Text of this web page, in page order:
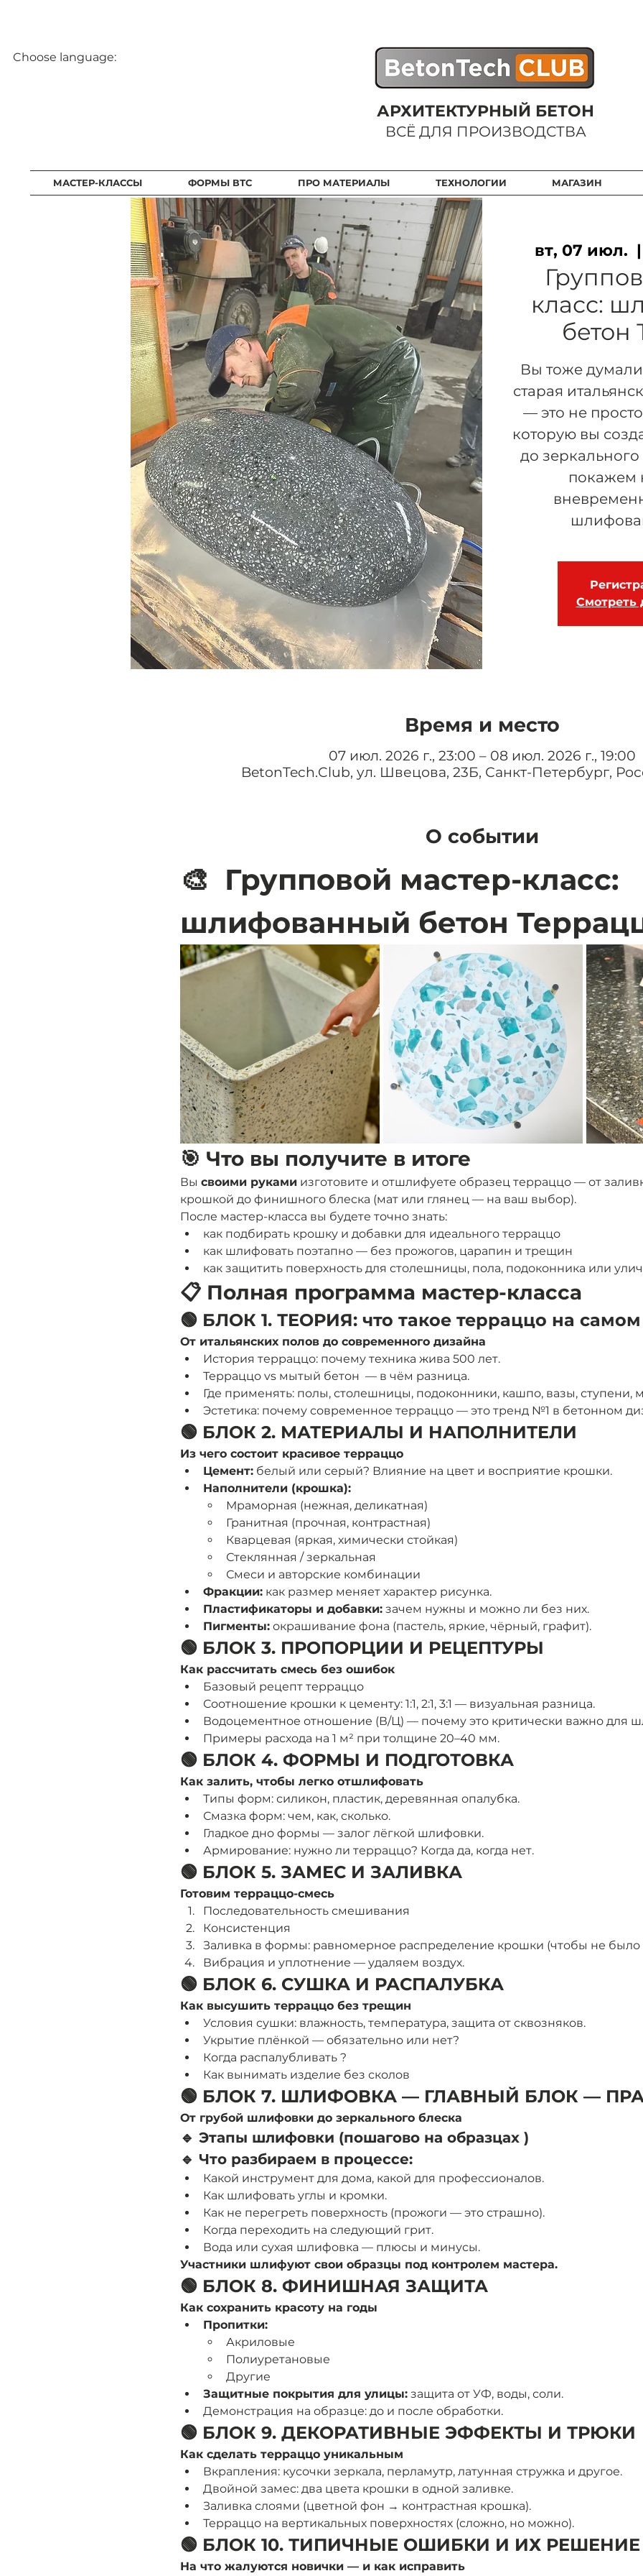
Choose language:
АРХИТЕКТУРНЫЙ БЕТОН
ВСЁ ДЛЯ ПРОИЗВОДСТВА
МАСТЕР-КЛАССЫ ФОРМЫ ВТС ПРО МАТЕРИАЛЫ ТЕХНОЛОГИИ МАГАЗИН
вт, 07 июл.
  |
класс:
бетон
Вы тоже
старая
— это не
которую вы
до
покажем
Смотреть
Время и место
07 июл. 2026 г., 23:00 – 08 июл. 2026 г., 19:00
BetonTech.Club, ул. Швецова, 23Б, Санкт-Петербург,
О событии
🎨  Групповой мастер-класс:
шлифованный бетон
🎯 Что вы получите в итоге
Вы своими руками изготовите и отшлифуете образец терраццо — от
крошкой до финишного блеска (мат или глянец — на ваш выбор).
После мастер-класса вы будете точно знать:
как подбирать крошку и добавки для идеального терраццо
как шлифовать поэтапно — без прожогов, царапин и трещин
как защитить поверхность для столешницы, пола, подоконника или
📋 Полная программа мастер-класса
🟢 БЛОК 1. ТЕОРИЯ: что такое терраццо на
От итальянских полов до современного дизайна
История терраццо: почему техника жива 500 лет.
Терраццо vs мытый бетон  — в чём разница.
Где применять: полы, столешницы, подоконники, кашпо, вазы, ступени,
Эстетика: почему современное терраццо — это тренд №1 в бетонном
🟢 БЛОК 2. МАТЕРИАЛЫ И НАПОЛНИТЕЛИ
Из чего состоит красивое терраццо
Цемент: белый или серый? Влияние на цвет и восприятие крошки.
Наполнители (крошка):
Мраморная (нежная, деликатная)
Гранитная (прочная, контрастная)
Кварцевая (яркая, химически стойкая)
Стеклянная / зеркальная
Смеси и авторские комбинации
Фракции: как размер меняет характер рисунка.
Пластификаторы и добавки: зачем нужны и можно ли без них.
Пигменты: окрашивание фона (пастель, яркие, чёрный, графит).
🟢 БЛОК 3. ПРОПОРЦИИ И РЕЦЕПТУРЫ
Как рассчитать смесь без ошибок
Базовый рецепт терраццо
Соотношение крошки к цементу: 1:1, 2:1, 3:1 — визуальная разница.
Водоцементное отношение (В/Ц) — почему это критически важно для
Примеры расхода на 1 м² при толщине 20–40 мм.
🟢 БЛОК 4. ФОРМЫ И ПОДГОТОВКА
Как залить, чтобы легко отшлифовать
Типы форм: силикон, пластик, деревянная опалубка.
Смазка форм: чем, как, сколько.
Гладкое дно формы — залог лёгкой шлифовки.
Армирование: нужно ли терраццо? Когда да, когда нет.
🟢 БЛОК 5. ЗАМЕС И ЗАЛИВКА
Готовим терраццо-смесь
Последовательность смешивания
Консистенция
Заливка в формы: равномерное распределение крошки (чтобы не было
Вибрация и уплотнение — удаляем воздух.
🟢 БЛОК 6. СУШКА И РАСПАЛУБКА
Как высушить терраццо без трещин
Условия сушки: влажность, температура, защита от сквозняков.
Укрытие плёнкой — обязательно или нет?
Когда распалубливать ?
Как вынимать изделие без сколов
🟢 БЛОК 7. ШЛИФОВКА — ГЛАВНЫЙ БЛОК —
От грубой шлифовки до зеркального блеска
🔹 Этапы шлифовки (пошагово на образцах )
🔹 Что разбираем в процессе:
Какой инструмент для дома, какой для профессионалов.
Как шлифовать углы и кромки.
Как не перегреть поверхность (прожоги — это страшно).
Когда переходить на следующий грит.
Вода или сухая шлифовка — плюсы и минусы.
Участники шлифуют свои образцы под контролем мастера.
🟢 БЛОК 8. ФИНИШНАЯ ЗАЩИТА
Как сохранить красоту на годы
Пропитки:
Акриловые
Полиуретановые
Другие
Защитные покрытия для улицы: защита от УФ, воды, соли.
Демонстрация на образце: до и после обработки.
🟢 БЛОК 9. ДЕКОРАТИВНЫЕ ЭФФЕКТЫ И ТРЮКИ
Как сделать терраццо уникальным
Вкрапления: кусочки зеркала, перламутр, латунная стружка и другое.
Двойной замес: два цвета крошки в одной заливке.
Заливка слоями (цветной фон → контрастная крошка).
Терраццо на вертикальных поверхностях (сложно, но можно).
🟢 БЛОК 10. ТИПИЧНЫЕ ОШИБКИ И ИХ РЕШЕНИЕ
На что жалуются новички — и как исправить